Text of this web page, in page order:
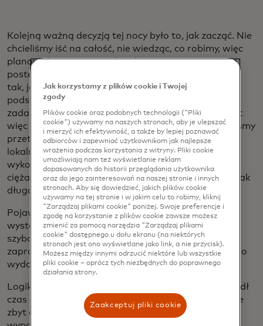
Kolejną ważną decyzją tej nocy było to, jak zacząć. Nie
chcieliśmy iść na całość, nie wiedząc, co robimy, więc
planowaliśmy zacząć od małego, uczyć się w miarę
postępów i rozwijać, jeśli miało to sens. Czułem się
tak, jak działa progresja w grach wideo - zacznij od
podstawowego ekwipunku, wykonuj wykonalne
zadania i awansuj wraz z doświadczeniem. Zamiast
więc od razu wskoczyć do food trucka, postanowiliśmy
przetestować wszystko w namiocie pop-up na
lokalnym targu rolnym. Gdyby to zadziałało,
wykorzystalibyśmy przychody do sfinansowania
ciężarówki i utrzymalibyśmy wszystko bez długów tak
długo, jak to możliwe.
Pojawili się przyjaciele i rodzina, ale sam aromat
wystarczył, by przyciągnąć tłumy. Sprzedaliśmy się
szybciej niż oczekiwaliśmy i zostaliśmy ponownie
zaproszeni na rynek w następnym tygodniu. To samo
wydarzyło się ponownie. I jeszcze raz. I jeszcze raz.
Logika gier wideo zwyciężyła po raz kolejny. Nadszedł
czas na awans. Kupiliśmy ciężarówkę Freightliner ze
zbyt dużym przebiegiem, niewystarczającym
Jak korzystamy z plików cookie i Twojej
zgody
Plików cookie oraz podobnych technologii ("Pliki
cookie") używamy na naszych stronach, aby je ulepszać
i mierzyć ich efektywność, a także by lepiej poznawać
odbiorców i zapewniać użytkownikom jak najlepsze
wrażenia podczas korzystania z witryny. Pliki cookie
umożliwiają nam też wyświetlanie reklam
dopasowanych do historii przeglądania użytkownika
oraz do jego zainteresowań na naszej stronie i innych
stronach. Aby się dowiedzieć, jakich plików cookie
używamy na tej stronie i w jakim celu to robimy, kliknij
"Zarządzaj plikami cookie" poniżej. Swoje preferencje i
zgodę na korzystanie z plików cookie zawsze możesz
zmienić za pomocą narzędzia "Zarządzaj plikami
cookie" dostępnego u dołu ekranu (na niektórych
stronach jest ono wyświetlane jako link, a nie przycisk).
Możesz między innymi odrzucić niektóre lub wszystkie
pliki cookie – oprócz tych niezbędnych do poprawnego
działania strony.
Zaakceptuj pliki cookie